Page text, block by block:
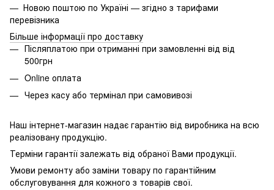
— Новою поштою по Україні — згідно з тарифами
перевізника
Більше інформації про доставку
Післяплатою при отриманні при замовленні від від
500грн
Online оплата
Через касу або термінал при самовивозі
Наш інтернет-магазин надає гарантію від виробника на всю
реалізовану продукцію.
Терміни гарантії залежать від обраної Вами продукції.
Умови ремонту або заміни товару по гарантійним
обслуговування для кожного з товарів свої.